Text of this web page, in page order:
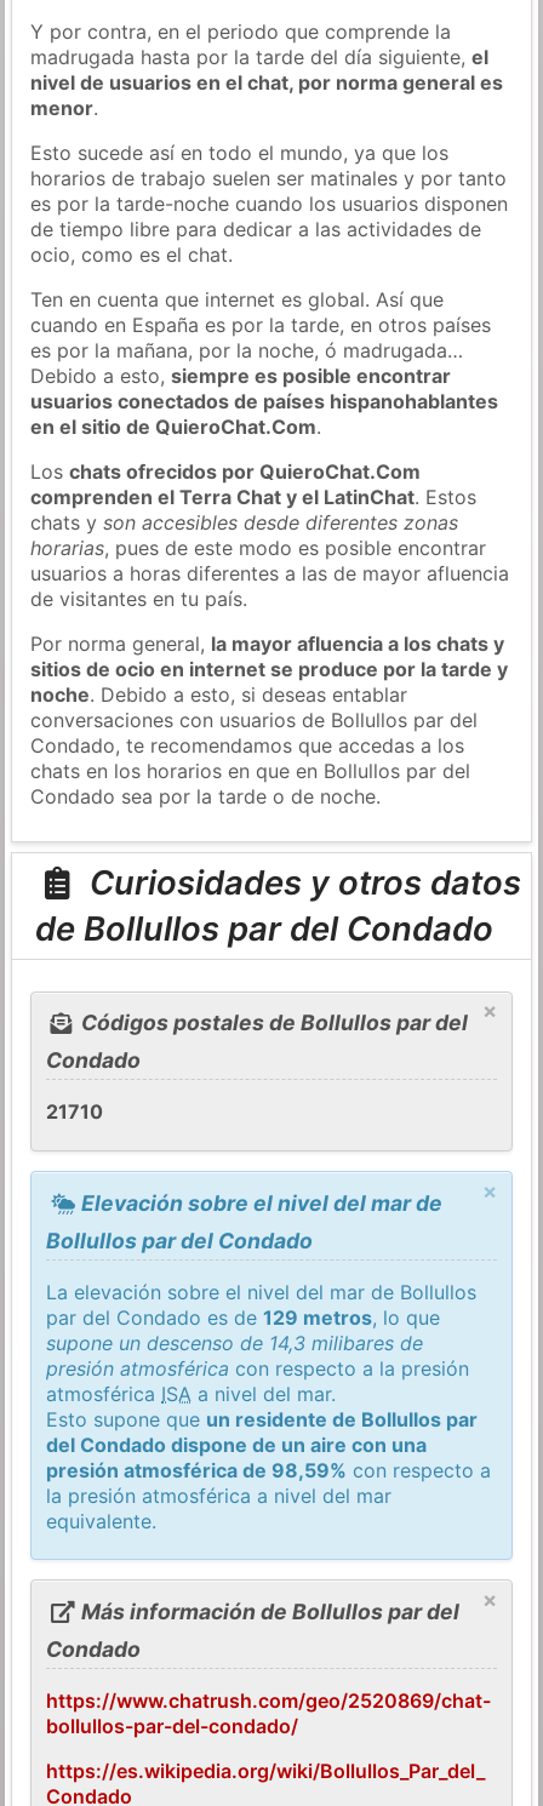
Y por contra, en el periodo que comprende la
madrugada hasta por la tarde del día siguiente,el
nivel de usuarios en el chat, por norma general es
menor.
Esto sucede así en todo el mundo, ya que los
horarios de trabajo suelen ser matinales y por tanto
es por la tarde-noche cuando los usuarios disponen
de tiempo libre para dedicar a las actividades de
ocio, como es el chat.
Ten en cuenta que internet es global. Así que
cuando en España es por la tarde, en otros países
es por la mañana, por la noche, ó madrugada…
Debido a esto,siempre es posible encontrar
usuarios conectados de países hispanohablantes
en el sitio de QuieroChat.Com.
Loschats ofrecidos por QuieroChat.Com
comprenden el Terra Chat y el LatinChat. Estos
chats yson accesibles desde diferentes zonas
horarias, pues de este modo es posible encontrar
usuarios a horas diferentes a las de mayor afluencia
de visitantes en tu país.
Por norma general, la mayor afluencia a los chats y
sitios de ocio en internet se produce por la tarde y
noche. Debido a esto, si deseas entablar
conversaciones con usuarios de Bollullos par del
Condado, te recomendamos que accedas a los
chats en los horarios en que en Bollullos par del
Condado sea por la tarde o de noche.
Curiosidades y otros datos
de Bollullos par del Condado
×
Códigos postales de Bollullos par del
Condado
21710
×
Elevación sobre el nivel del mar de
Bollullos par del Condado
La elevación sobre el nivel del mar de Bollullos
par del Condado es de129 metros, lo que
supone un descenso de 14,3 milibares de
presión atmosférica con respecto a la presión
atmosférica ISA a nivel del mar.
Esto supone que un residente de Bollullos par
del Condado dispone de un aire con una
presión atmosférica de 98,59% con respecto a
la presión atmosférica a nivel del mar
equivalente.
×
Más información de Bollullos par del
Condado
https://www.chatrush.com/geo/2520869/chat-
bollullos-par-del-condado/
https://es.wikipedia.org/wiki/Bollullos_Par_del_
Condado